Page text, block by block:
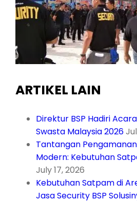
ARTIKEL LAIN
Direktur BSP Hadiri
Swasta Malaysia 2026
Tantangan
Modern: Kebutuhan
July 17, 2026
Kebutuhan Satpam di
Jasa Security BSP